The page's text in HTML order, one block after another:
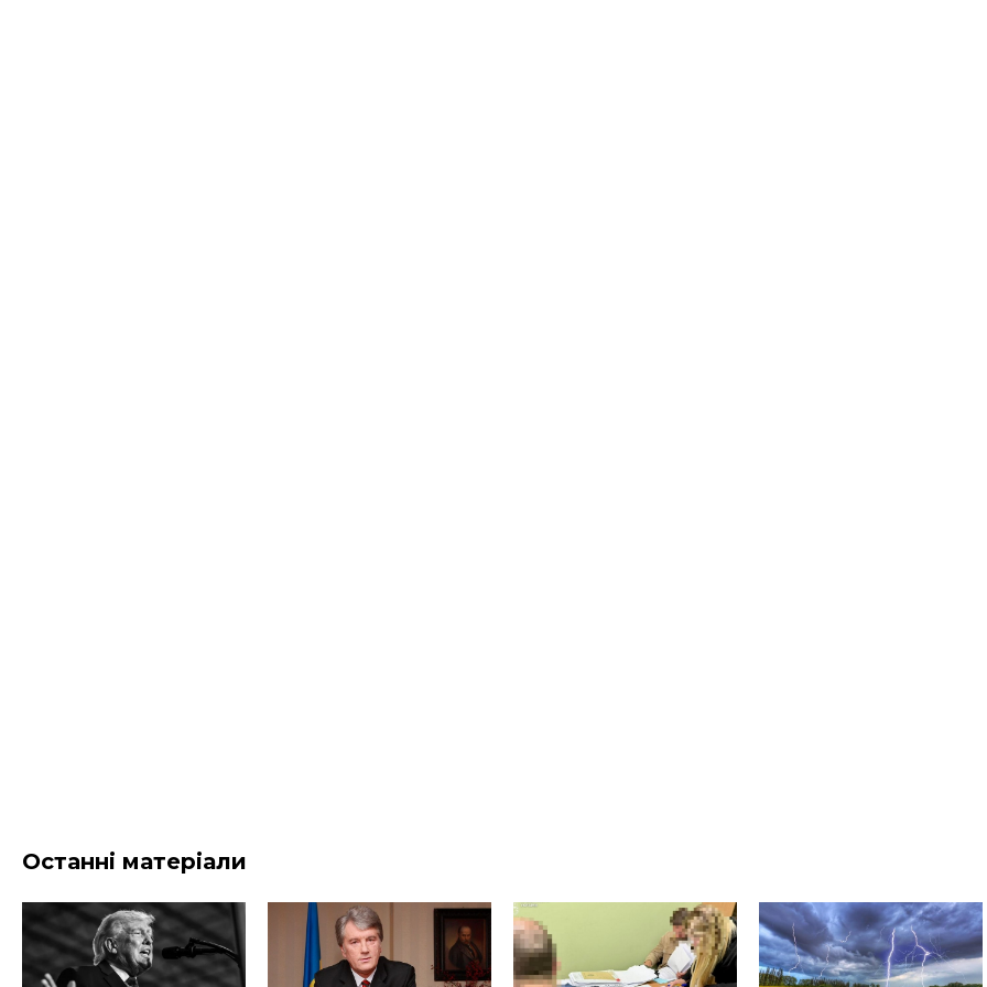
Останні матеріали